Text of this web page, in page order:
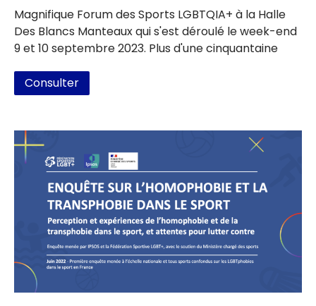
Magnifique Forum des Sports LGBTQIA+ à la Halle
Des Blancs Manteaux qui s'est déroulé le week-end
9 et 10 septembre 2023. Plus d'une cinquantaine
Consulter